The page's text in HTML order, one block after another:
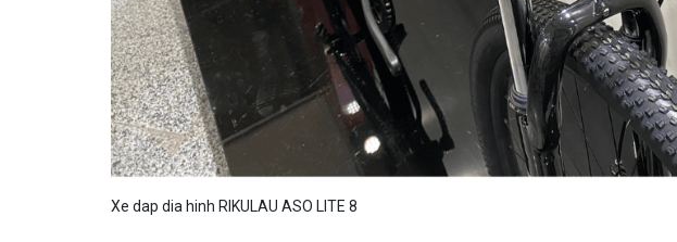
Xe dap dia hinh RIKULAU ASO LITE 8